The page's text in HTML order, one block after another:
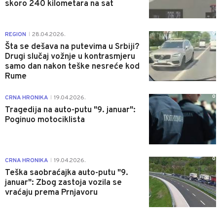
skoro 240 kilometara na sat
REGION 28.04.2026.
Šta se dešava na putevima u Srbiji?
Drugi slučaj vožnje u kontrasmjeru
samo dan nakon teške nesreće kod
Rume
0
CRNA HRONIKA 19.04.2026.
Tragedija na auto-putu "9. januar":
Poginuo motociklista
0
CRNA HRONIKA 19.04.2026.
Teška saobraćajka auto-putu "9.
januar": Zbog zastoja vozila se
vraćaju prema Prnjavoru
0